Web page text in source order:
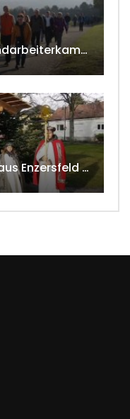
Wandertag der NÖ-Landarbeiterkammer in Hollabrunn 2024
Grüße der Sternsinger aus Enzersfeld – Klein-Engersdorf 2021 w4tv169